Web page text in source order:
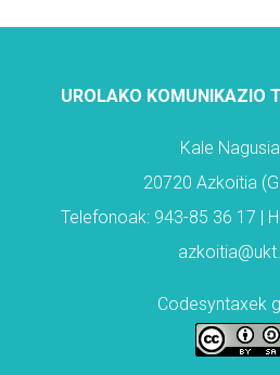
UROLAKO KOMUNIKAZIO
Kale
20720 Azkoitia
Telefonoak: 943-85 36 17 |
Codesyntaxek